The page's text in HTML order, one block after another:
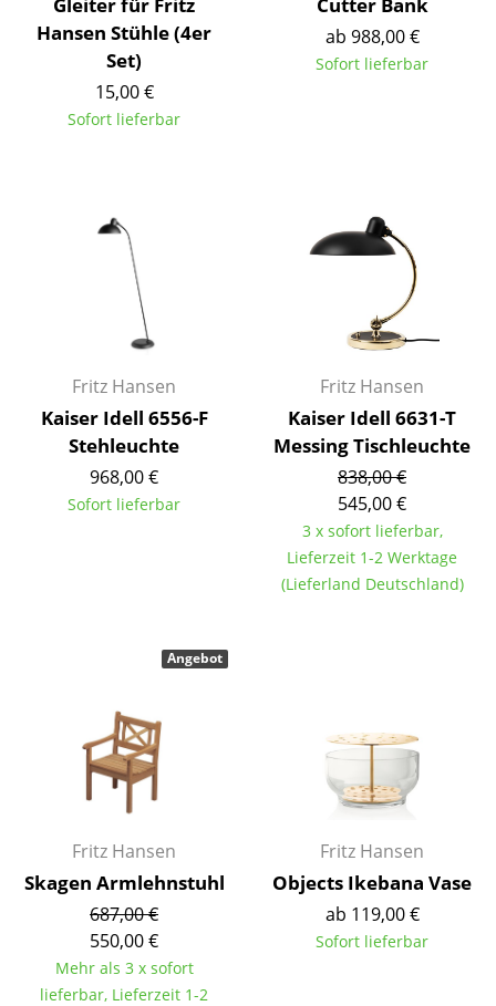
Spiegel
Figuren & Miniaturen
Vasen
Büroutensilien
Aufbewahrungsboxen
Teppiche
Vorhänge
... alle Accessoires
Schlafzimmer
Kinderzimmer
Arbeitszimmer
Diele
Badezimmer
Stauraum
Balkon & Garten
Hansen Stühle (4er
Set)
15,00 €
Sofort lieferbar
ab 988,00 €
Sofort lieferbar
Fritz Hansen
Kaiser Idell 6556-F
Stehleuchte
968,00 €
Sofort lieferbar
Fritz Hansen
Kaiser Idell 6631-T
Messing Tischleuchte
838,00 €
545,00 €
3 x sofort lieferbar,
Lieferzeit 1-2 Werktage
(Lieferland Deutschland)
Fritz Hansen
Skagen Armlehnstuhl
687,00 €
550,00 €
Mehr als 3 x sofort
lieferbar, Lieferzeit 1-2
Angebot
Fritz Hansen
Objects Ikebana Vase
ab 119,00 €
Sofort lieferbar